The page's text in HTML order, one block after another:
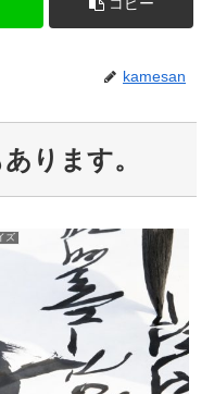
kamesan
ります。
ズ